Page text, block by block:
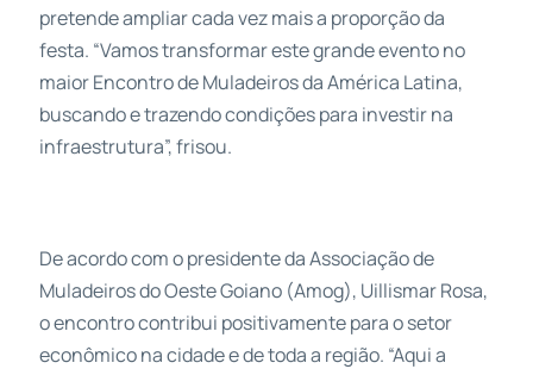
pretende ampliar cada vez mais a proporção da
festa. “Vamos transformar este grande evento no
maior Encontro de Muladeiros da América Latina,
buscando e trazendo condições para investir na
infraestrutura”, frisou.
De acordo com o presidente da Associação de
Muladeiros do Oeste Goiano (Amog), Uillismar Rosa,
o encontro contribui positivamente para o setor
econômico na cidade e de toda a região. “Aqui a